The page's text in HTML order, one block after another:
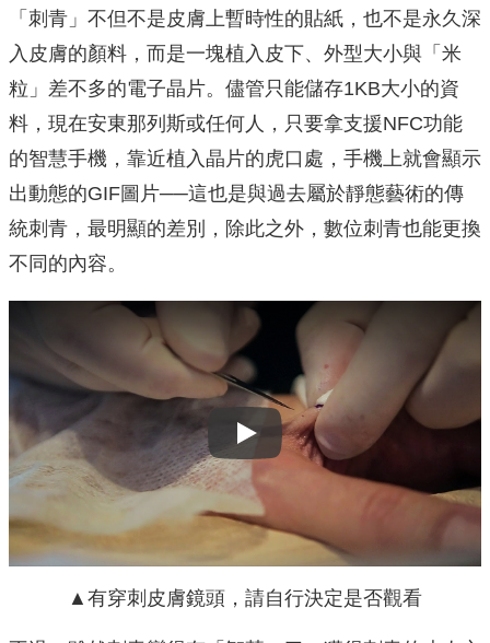
「刺青」不但不是皮膚上暫時性的貼紙，也不是永久深
入皮膚的顏料，而是一塊植入皮下、外型大小與「米
粒」差不多的電子晶片。儘管只能儲存1KB大小的資
料，現在安東那列斯或任何人，只要拿支援NFC功能
的智慧手機，靠近植入晶片的虎口處，手機上就會顯示
出動態的GIF圖片──這也是與過去屬於靜態藝術的傳
統刺青，最明顯的差別，除此之外，數位刺青也能更換
不同的內容。
Play
▲有穿刺皮膚鏡頭，請自行決定是否觀看